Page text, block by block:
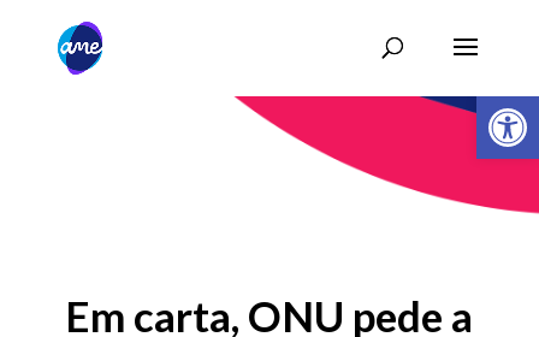
Abrir
Em carta, ONU pede a